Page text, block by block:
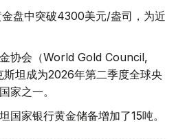
盘中突破4300美元/盎司，为近
金协会（World Gold Council,
坦成为2026年第二季度全球央
家之一。
国家银行黄金储备增加了15吨。